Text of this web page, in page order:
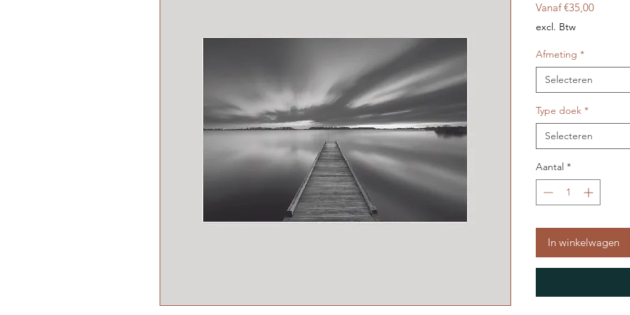
Vanaf€35,00
excl. Btw
Afmeting *
Selecteren
Type doek *
Selecteren
Aantal *
In winkelwagen